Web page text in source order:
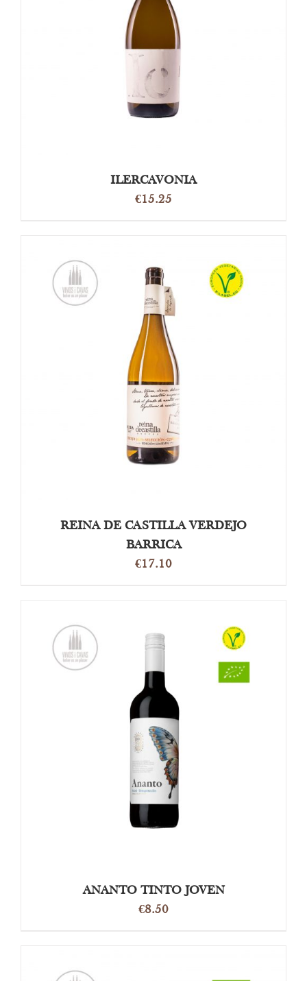
OPTIES SELECTEREN /
ILERCAVONIA
€15.25
DETAILS
REINA DE CASTILLA VERDEJO
BARRICA
€17.10
OPTIES SELECTEREN
ANANTO TINTO JOVEN
€8.50